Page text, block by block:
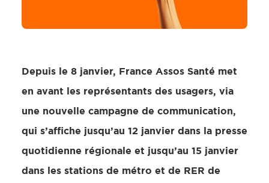
Depuis le 8 janvier, France Assos Santé met
en avant les représentants des usagers, via
une nouvelle campagne de communication,
qui s’affiche jusqu’au 12 janvier dans la presse
quotidienne régionale et jusqu’au 15 janvier
dans les stations de métro et de RER de